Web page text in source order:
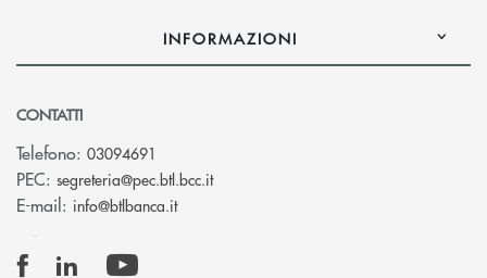
INFORMAZIONI
CONTATTI
Telefono: 03094691
PEC: segreteria@pec.btl.bcc.it(si apre l’app di posta elettronica)
E-mail: info@btlbanca.it(si apre l’app di posta elettronica)